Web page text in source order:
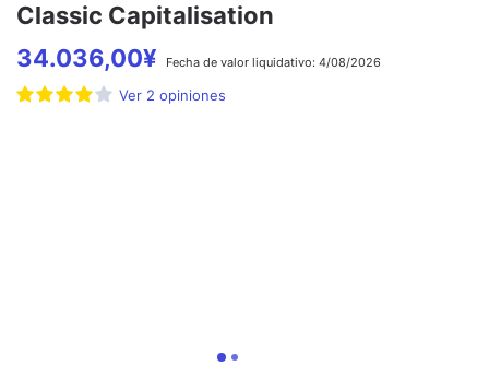
Classic Capitalisation
34.036,00¥ Fecha de valor liquidativo: 4/08/2026
Ver 2 opiniones